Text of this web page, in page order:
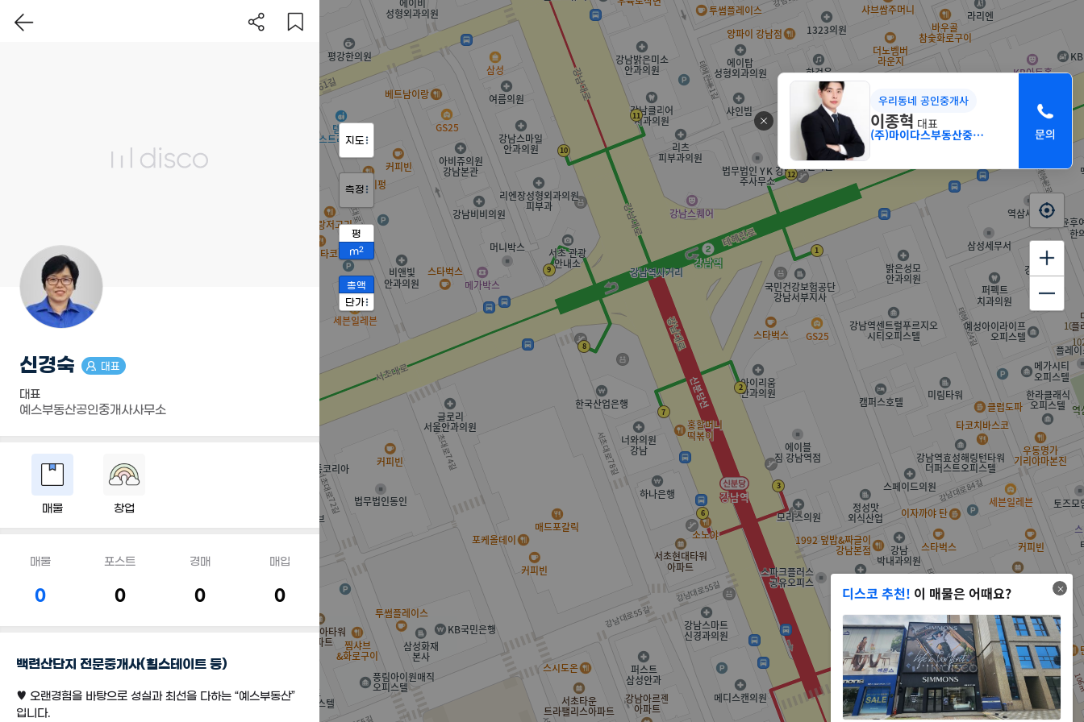
디스코 추천! 이 매물은 어때요?
우리동네 공인중개사
이종혁 대표
(주)마이다스부동산중개법인 서초
지도
측정
평
m2
총액
단가
신경숙 대표
대표
예스부동산공인중개사사무소
매물 창업
매물
0
포스트
0
경매
0
매입
0
백련산단지 전문중개사(힐스테이트 등)
♥ 오랜경험을 바탕으로 성실과 최선을 다하는 “예스부동산”
입니다.